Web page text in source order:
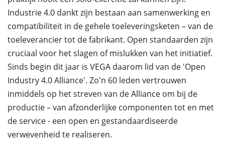
Industrie 4.0 dankt zijn bestaan aan samenwerking en
compatibiliteit in de gehele toeleveringsketen – van de
toeleverancier tot de fabrikant. Open standaarden zijn
cruciaal voor het slagen of mislukken van het initiatief.
Sinds begin dit jaar is VEGA daarom lid van de 'Open
Industry 4.0 Alliance'. Zo'n 60 leden vertrouwen
inmiddels op het streven van de Alliance om bij de
productie – van afzonderlijke componenten tot en met
de service - een open en gestandaardiseerde
verwevenheid te realiseren.